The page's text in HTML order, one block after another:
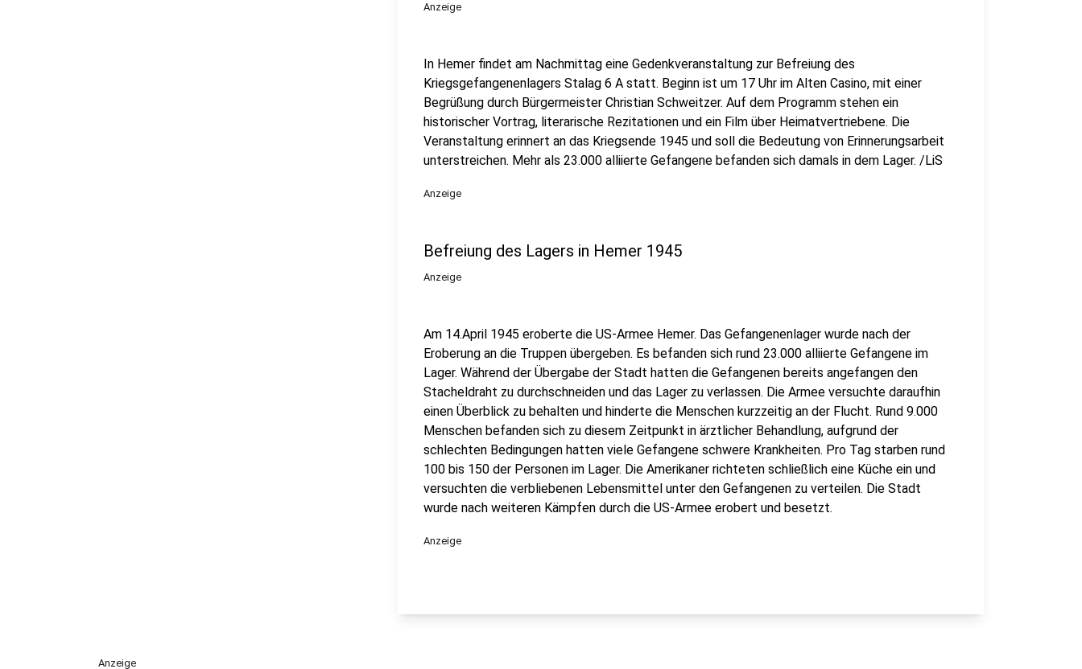
Anzeige
In Hemer findet am Nachmittag eine Gedenkveranstaltung zur Befreiung des
Kriegsgefangenenlagers Stalag 6 A statt. Beginn ist um 17 Uhr im Alten Casino, mit einer
Begrüßung durch Bürgermeister Christian Schweitzer. Auf dem Programm stehen ein
historischer Vortrag, literarische Rezitationen und ein Film über Heimatvertriebene. Die
Veranstaltung erinnert an das Kriegsende 1945 und soll die Bedeutung von Erinnerungsarbeit
unterstreichen. Mehr als 23.000 alliierte Gefangene befanden sich damals in dem Lager. /LiS
Anzeige
Befreiung des Lagers in Hemer 1945
Anzeige
Am 14.April 1945 eroberte die US-Armee Hemer. Das Gefangenenlager wurde nach der
Eroberung an die Truppen übergeben. Es befanden sich rund 23.000 alliierte Gefangene im
Lager. Während der Übergabe der Stadt hatten die Gefangenen bereits angefangen den
Stacheldraht zu durchschneiden und das Lager zu verlassen. Die Armee versuchte daraufhin
einen Überblick zu behalten und hinderte die Menschen kurzzeitig an der Flucht. Rund 9.000
Menschen befanden sich zu diesem Zeitpunkt in ärztlicher Behandlung, aufgrund der
schlechten Bedingungen hatten viele Gefangene schwere Krankheiten. Pro Tag starben rund
100 bis 150 der Personen im Lager. Die Amerikaner richteten schließlich eine Küche ein und
versuchten die verbliebenen Lebensmittel unter den Gefangenen zu verteilen. Die Stadt
wurde nach weiteren Kämpfen durch die US-Armee erobert und besetzt.
Anzeige
Anzeige